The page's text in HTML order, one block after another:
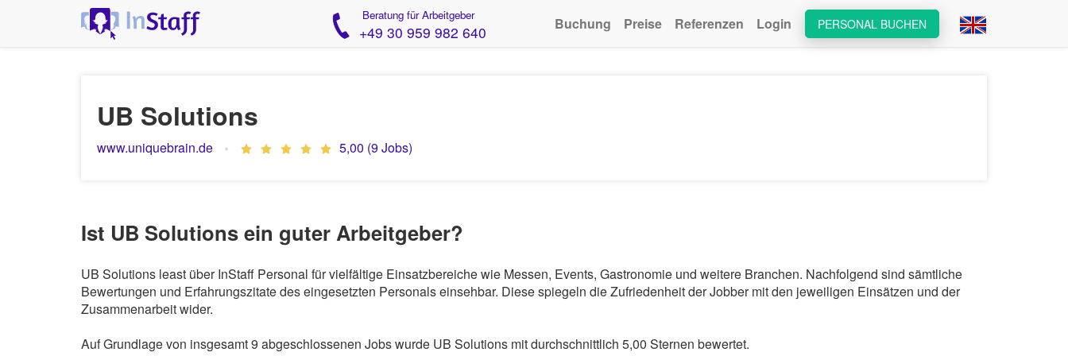
Beratung für Arbeitgeber
+49 30 959 982 640 PERSONAL BUCHEN
Buchung Preise Referenzen Login
UB Solutions
www.uniquebrain.de 5,00 (9 Jobs)
Ist UB Solutions ein guter Arbeitgeber?
UB Solutions least über InStaff Personal für vielfältige Einsatzbereiche wie Messen, Events, Gastronomie und weitere Branchen. Nachfolgend sind sämtliche
Bewertungen und Erfahrungszitate des eingesetzten Personals einsehbar. Diese spiegeln die Zufriedenheit der Jobber mit den jeweiligen Einsätzen und der
Zusammenarbeit wider.
Auf Grundlage von insgesamt 9 abgeschlossenen Jobs wurde UB Solutions mit durchschnittlich 5,00 Sternen bewertet.